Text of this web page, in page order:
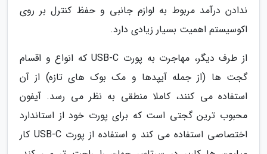
ندادن درآمد مربوط به لوازم جانبی و حفظ کنترل بر روی
اکوسیستم اهمیت بسیار زیادی دارد.
از طرف دیگر، مهاجرت به پورت USB-C که انواع و اقسام
گجت ها (از جمله آیپدها و مک بوک های تازه) از آن
استفاده می کنند، کاملا منطقی به نظر می رسد. آیفون
محبوب ترین گجتی است که برای پورت خود از استاندارد
اختصاصی استفاده می کند و استفاده از پورت USB-C کار